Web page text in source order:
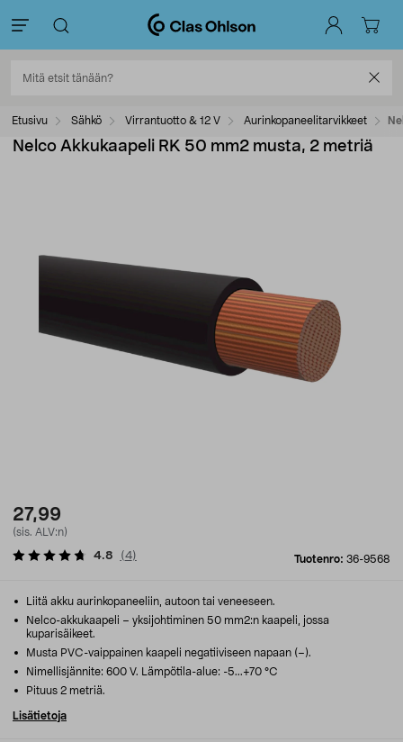
Etusivu Sähkö Virrantuotto & 12 V Aurinkopaneelitarvikkeet
Nelco Akkukaapeli RK 50 mm2 musta, 2 metriä
27,99
(sis. ALV:n)
Tuotenro: 36-9568
4.8 (4)
Liitä akku aurinkopaneeliin, autoon tai veneeseen.
Nelco-akkukaapeli – yksijohtiminen 50 mm2:n kaapeli, jossa
kuparisäikeet.
Musta PVC-vaippainen kaapeli negatiiviseen napaan (–).
Nimellisjännite: 600 V. Lämpötila-alue: -5...+70 °C
Pituus 2 metriä.
Lisätietoja